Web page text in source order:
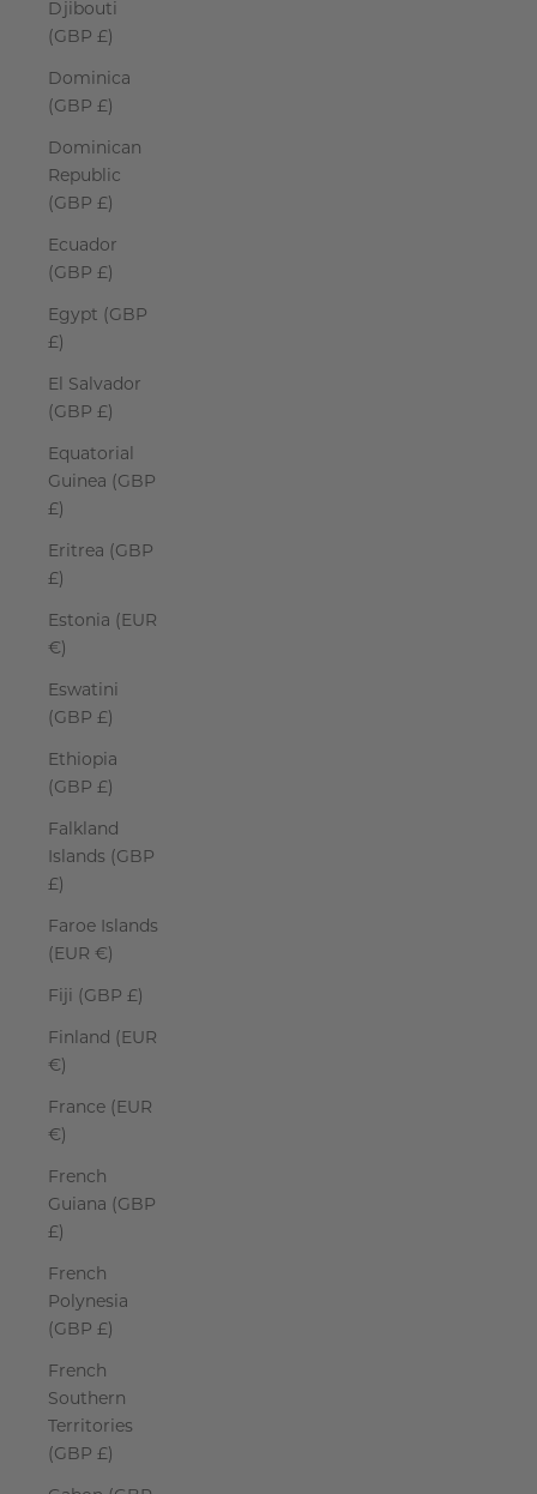
Djibouti
(GBP £)
Dominica
(GBP £)
Dominican
Republic
(GBP £)
Ecuador
(GBP £)
Egypt (GBP
£)
El Salvador
(GBP £)
Equatorial
Guinea (GBP
£)
Eritrea (GBP
£)
Estonia (EUR
€)
Eswatini
(GBP £)
Ethiopia
(GBP £)
Falkland
Islands (GBP
£)
Faroe Islands
(EUR €)
Fiji (GBP £)
Finland (EUR
€)
France (EUR
€)
French
Guiana (GBP
£)
French
Polynesia
(GBP £)
French
Southern
Territories
(GBP £)